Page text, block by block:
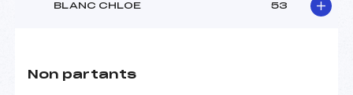
BLANC CHLOE 53
Non partants